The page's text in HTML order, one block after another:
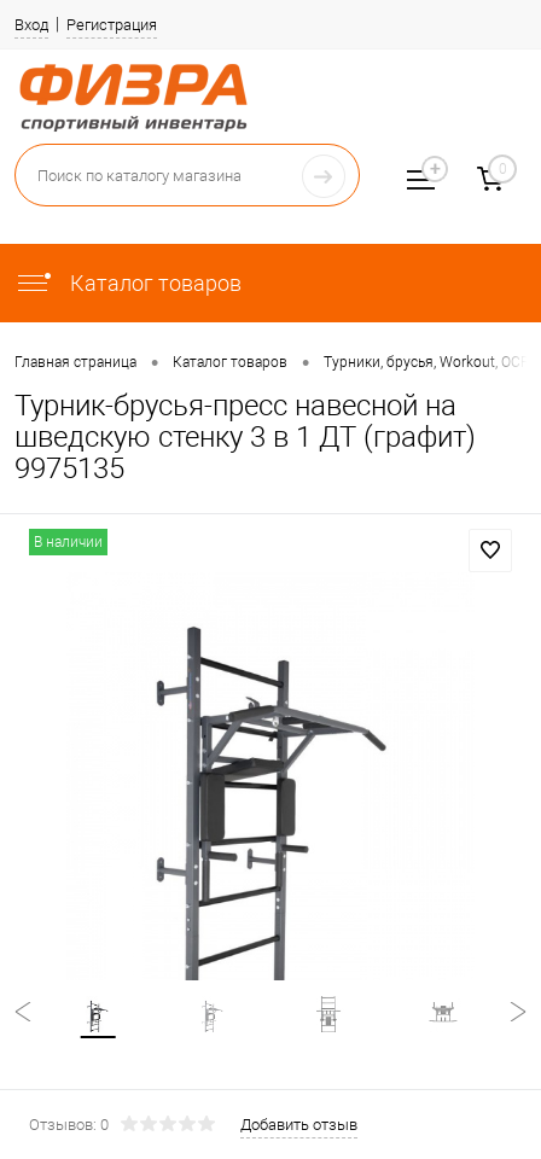
Вход Регистрация
Каталог товаров
0
Главная страница • Каталог товаров • Турники, брусья, Workout, OCR
Турник-брусья-пресс навесной на
шведскую стенку 3 в 1 ДТ (графит)
9975135
В наличии
Отзывов: 0 Добавить отзыв